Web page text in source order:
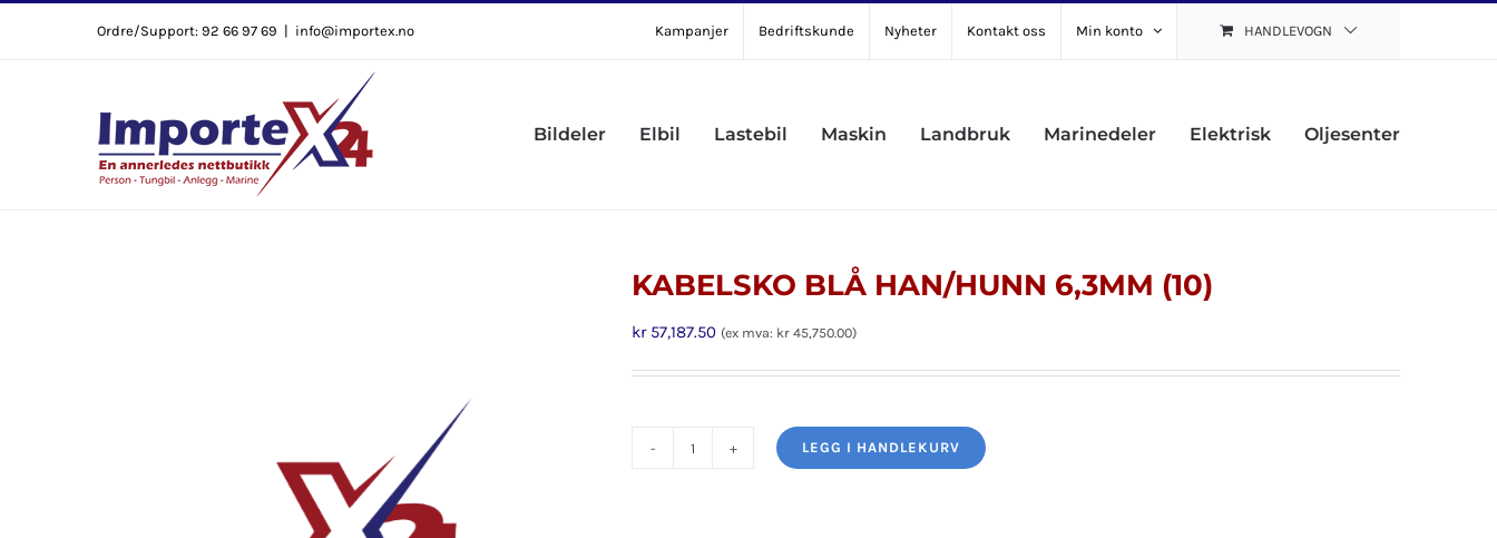
Ordre/Support: 92 66 97 69 | info@importex.no Kampanjer Bedriftskunde Nyheter Kontakt oss Min konto HANDLEVOGN
Bildeler Elbil Lastebil Maskin Landbruk Marinedeler Elektrisk Oljesenter
KABELSKO BLÅ HAN/HUNN 6,3MM (10)
kr57,187.50 (ex mva: kr 45,750.00)
LEGG I HANDLEKURV